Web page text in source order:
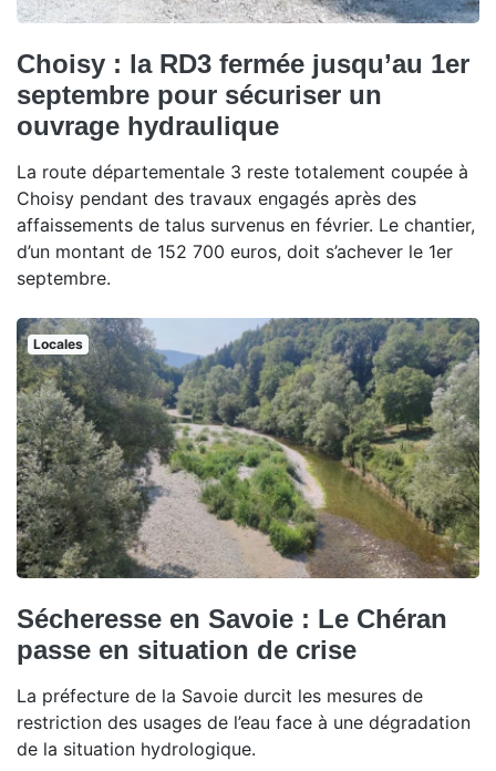
Choisy : la RD3 fermée jusqu’au 1er
septembre pour sécuriser un
ouvrage hydraulique
La route départementale 3 reste totalement coupée à
Choisy pendant des travaux engagés après des
affaissements de talus survenus en février. Le chantier,
d’un montant de 152 700 euros, doit s’achever le 1er
septembre.
Locales
Sécheresse en Savoie : Le Chéran
passe en situation de crise
La préfecture de la Savoie durcit les mesures de
restriction des usages de l’eau face à une dégradation
de la situation hydrologique.